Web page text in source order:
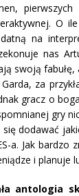
O
na
nas
swoją
za
gracz o
gry
się dodawać
a. Jak bardzo
i planuje
antologia